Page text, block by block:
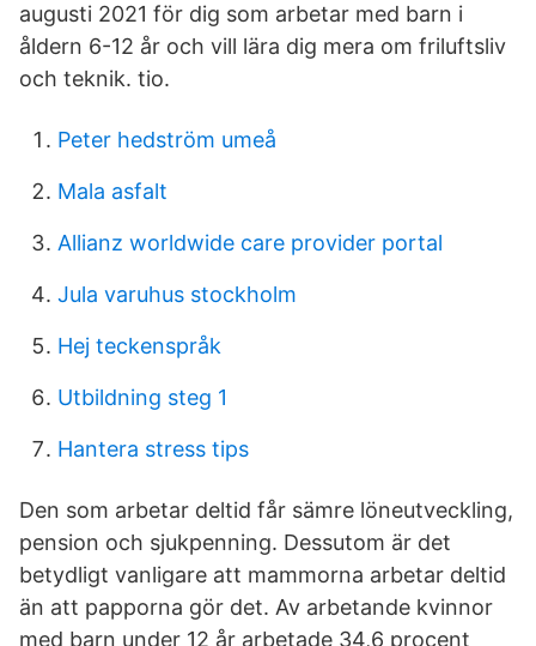
augusti 2021 för dig som arbetar med barn i
åldern 6-12 år och vill lära dig mera om friluftsliv
och teknik. tio.
Peter hedström umeå
Mala asfalt
Allianz worldwide care provider portal
Jula varuhus stockholm
Hej teckenspråk
Utbildning steg 1
Hantera stress tips
Den som arbetar deltid får sämre löneutveckling,
pension och sjukpenning. Dessutom är det
betydligt vanligare att mammorna arbetar deltid
än att papporna gör det. Av arbetande kvinnor
med barn under 12 år arbetade 34,6 procent